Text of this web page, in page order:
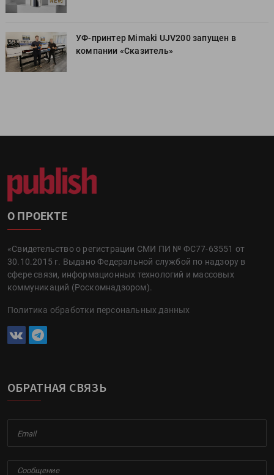
УФ-принтер Mimaki UJV200 запущен в
компании «Сказитель»
О ПРОЕКТЕ
«Свидетельство о регистрации СМИ ПИ № ФС77-63551 от
30.10.2015 г. Выдано Федеральной службой по надзору в
сфере связи, информационных технологий и массовых
коммуникаций (Роскомнадзором).
Политика обработки персональных данных
ОБРАТНАЯ СВЯЗЬ